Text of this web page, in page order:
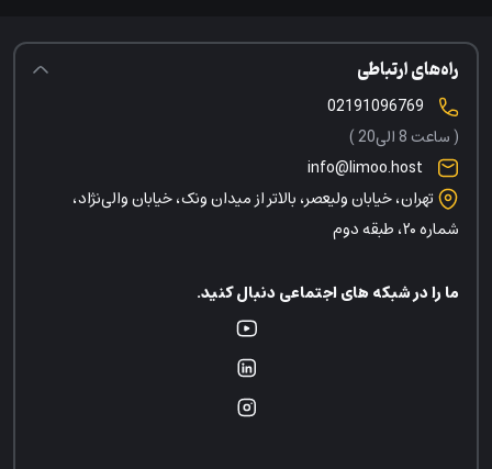
راه‌های ارتباطی
( ساعت 8 الی20 )
info@limoo.host
تهران، خیابان ولیعصر، بالاتر از میدان ونک، خیابان والی‌نژاد،
شماره ۲۰، طبقه دوم
ما را در شبکه های اجتماعی دنبال کنید.